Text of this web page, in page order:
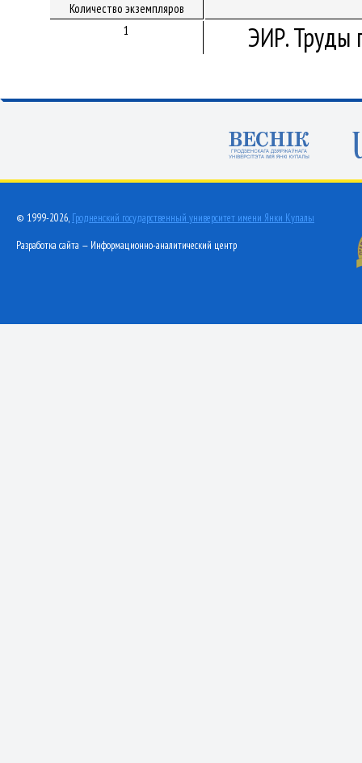
Количество экземпляров
1
ЭИР. Труды
© 1999-2026, Гродненский государственный университет имени Янки Купалы
Разработка сайта — Информационно-аналитический центр